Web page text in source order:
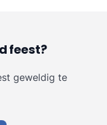
feest?
geweldig te